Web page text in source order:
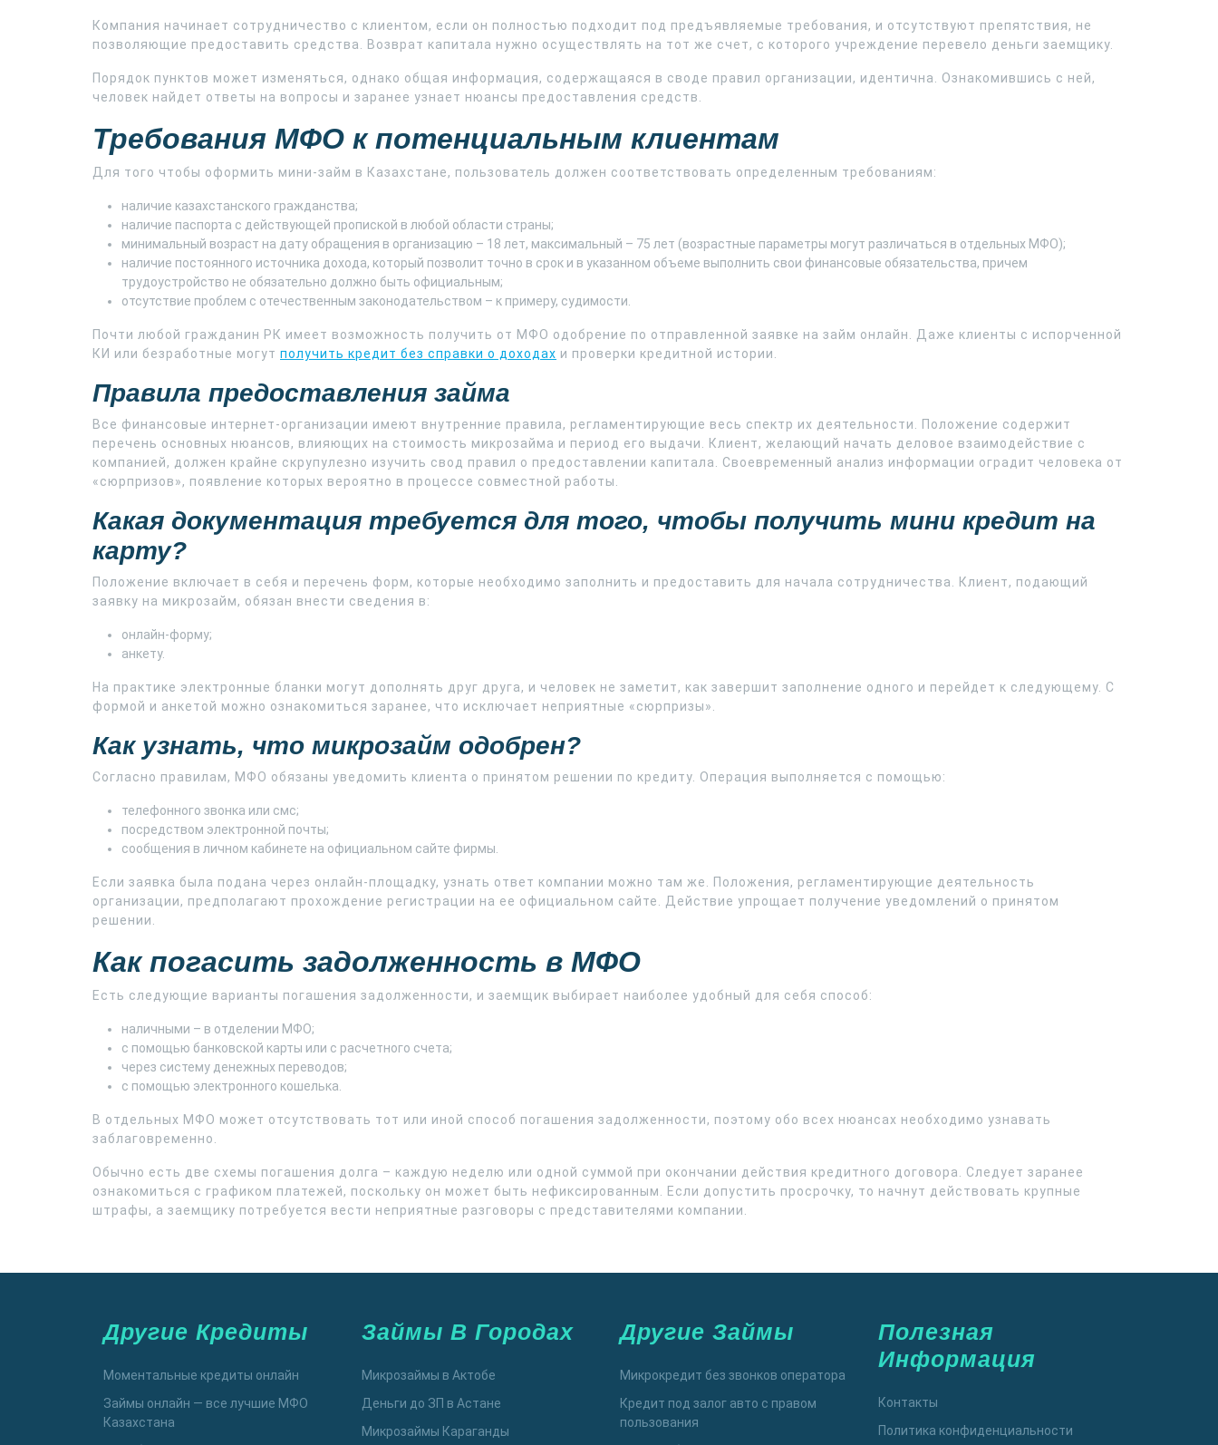
Компания начинает сотрудничество с клиентом, если он полностью подходит под предъявляемые требования, и отсутствуют препятствия, не
позволяющие предоставить средства. Возврат капитала нужно осуществлять на тот же счет, с которого учреждение перевело деньги заемщику.
Порядок пунктов может изменяться, однако общая информация, содержащаяся в своде правил организации, идентична. Ознакомившись с ней,
человек найдет ответы на вопросы и заранее узнает нюансы предоставления средств.
Требования МФО к потенциальным клиентам
Для того чтобы оформить мини-займ в Казахстане, пользователь должен соответствовать определенным требованиям:
наличие казахстанского гражданства;
наличие паспорта с действующей пропиской в любой области страны;
минимальный возраст на дату обращения в организацию – 18 лет, максимальный – 75 лет (возрастные параметры могут различаться в отдельных МФО);
наличие постоянного источника дохода, который позволит точно в срок и в указанном объеме выполнить свои финансовые обязательства, причем
трудоустройство не обязательно должно быть официальным;
отсутствие проблем с отечественным законодательством – к примеру, судимости.
Почти любой гражданин РК имеет возможность получить от МФО одобрение по отправленной заявке на займ онлайн. Даже клиенты с испорченной
КИ или безработные могут получить кредит без справки о доходах и проверки кредитной истории.
Правила предоставления займа
Все финансовые интернет-организации имеют внутренние правила, регламентирующие весь спектр их деятельности. Положение содержит
перечень основных нюансов, влияющих на стоимость микрозайма и период его выдачи. Клиент, желающий начать деловое взаимодействие с
компанией, должен крайне скрупулезно изучить свод правил о предоставлении капитала. Своевременный анализ информации оградит человека от
«сюрпризов», появление которых вероятно в процессе совместной работы.
Какая документация требуется для того, чтобы получить мини кредит на
карту?
Положение включает в себя и перечень форм, которые необходимо заполнить и предоставить для начала сотрудничества. Клиент, подающий
заявку на микрозайм, обязан внести сведения в:
онлайн-форму;
анкету.
На практике электронные бланки могут дополнять друг друга, и человек не заметит, как завершит заполнение одного и перейдет к следующему. С
формой и анкетой можно ознакомиться заранее, что исключает неприятные «сюрпризы».
Как узнать, что микрозайм одобрен?
Согласно правилам, МФО обязаны уведомить клиента о принятом решении по кредиту. Операция выполняется с помощью:
телефонного звонка или смс;
посредством электронной почты;
сообщения в личном кабинете на официальном сайте фирмы.
Если заявка была подана через онлайн-площадку, узнать ответ компании можно там же. Положения, регламентирующие деятельность
организации, предполагают прохождение регистрации на ее официальном сайте. Действие упрощает получение уведомлений о принятом
решении.
Как погасить задолженность в МФО
Есть следующие варианты погашения задолженности, и заемщик выбирает наиболее удобный для себя способ:
наличными – в отделении МФО;
с помощью банковской карты или с расчетного счета;
через систему денежных переводов;
с помощью электронного кошелька.
В отдельных МФО может отсутствовать тот или иной способ погашения задолженности, поэтому обо всех нюансах необходимо узнавать
заблаговременно.
Обычно есть две схемы погашения долга – каждую неделю или одной суммой при окончании действия кредитного договора. Следует заранее
ознакомиться с графиком платежей, поскольку он может быть нефиксированным. Если допустить просрочку, то начнут действовать крупные
штрафы, а заемщику потребуется вести неприятные разговоры с представителями компании.
Другие Кредиты
Моментальные кредиты онлайн
Займы онлайн — все лучшие МФО
Казахстана
Займы В Городах
Микрозаймы в Актобе
Деньги до ЗП в Астане
Микрозаймы Караганды
Другие Займы
Микрокредит без звонков оператора
Кредит под залог авто с правом
пользования
Полезная
Информация
Контакты
Политика конфиденциальности